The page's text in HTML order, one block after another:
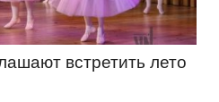
встретить лето